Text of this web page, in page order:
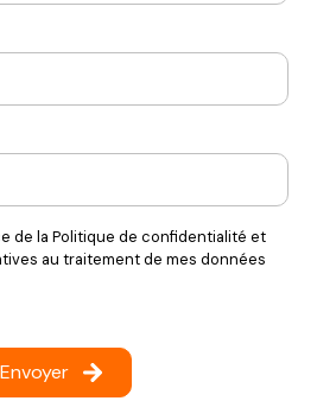
de la Politique de confidentialité et
au traitement de mes données
Envoyer